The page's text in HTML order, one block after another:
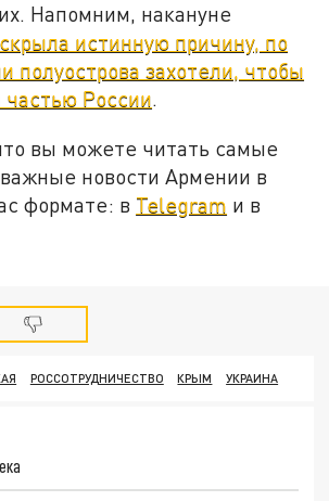
Напомним, накануне
истинную причину, по
полуострова захотели, чтобы
частью России.
вы можете читать самые
новости Армении в
формате: в Telegram и в
РОССОТРУДНИЧЕСТВО КРЫМ УКРАИНА